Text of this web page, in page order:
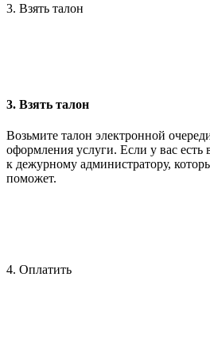
3. Взять талон
3. Взять талон
Возьмите талон электронной
оформления услуги. Если у вас есть
к дежурному администратору,
поможет.
4. Оплатить